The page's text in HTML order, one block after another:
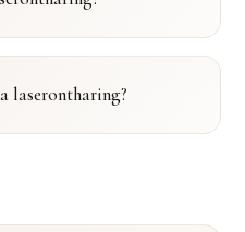
laserontharing?